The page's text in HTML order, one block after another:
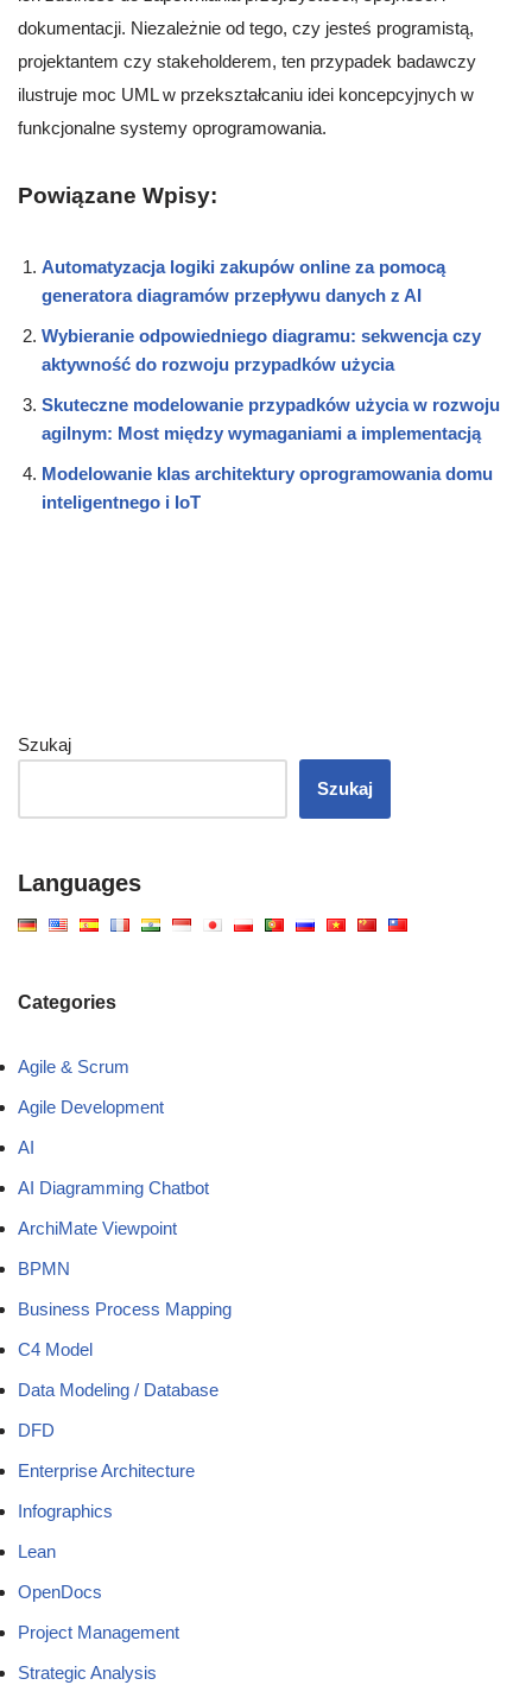
dokumentacji. Niezależnie od tego, czy jesteś programistą,
projektantem czy stakeholderem, ten przypadek badawczy
ilustruje moc UML w przekształcaniu idei koncepcyjnych w
funkcjonalne systemy oprogramowania.
Powiązane Wpisy:
Automatyzacja logiki zakupów online za pomocą
generatora diagramów przepływu danych z AI
Wybieranie odpowiedniego diagramu: sekwencja czy
aktywność do rozwoju przypadków użycia
Skuteczne modelowanie przypadków użycia w rozwoju
agilnym: Most między wymaganiami a implementacją
Modelowanie klas architektury oprogramowania domu
inteligentnego i IoT
Szukaj
Szukaj
Languages
Categories
Agile & Scrum
Agile Development
AI
AI Diagramming Chatbot
ArchiMate Viewpoint
BPMN
Business Process Mapping
C4 Model
Data Modeling / Database
DFD
Enterprise Architecture
Infographics
Lean
OpenDocs
Project Management
Strategic Analysis